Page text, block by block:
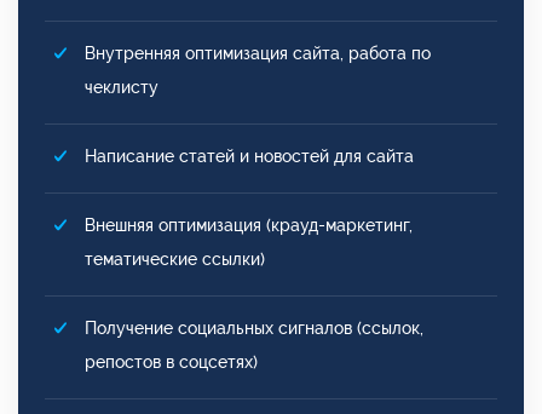
Внутренняя оптимизация сайта, работа по
чеклисту
Написание статей и новостей для сайта
Внешняя оптимизация (крауд-маркетинг,
тематические ссылки)
Получение социальных сигналов (ссылок,
репостов в соцсетях)